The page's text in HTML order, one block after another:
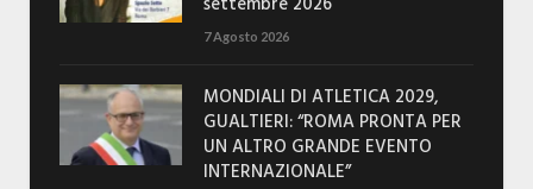
7 Agosto 2026
MONDIALI DI ATLETICA 2029,
GUALTIERI: “ROMA PRONTA PER
UN ALTRO GRANDE EVENTO
INTERNAZIONALE”